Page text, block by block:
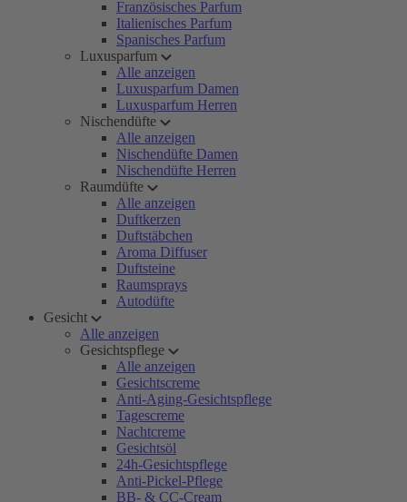
Französisches Parfum
Italienisches Parfum
Spanisches Parfum
Luxusparfum
Alle anzeigen
Luxusparfum Damen
Luxusparfum Herren
Nischendüfte
Alle anzeigen
Nischendüfte Damen
Nischendüfte Herren
Raumdüfte
Alle anzeigen
Duftkerzen
Duftstäbchen
Aroma Diffuser
Duftsteine
Raumsprays
Autodüfte
Gesicht
Alle anzeigen
Gesichtspflege
Alle anzeigen
Gesichtscreme
Anti-Aging-Gesichtspflege
Tagescreme
Nachtcreme
Gesichtsöl
24h-Gesichtspflege
Anti-Pickel-Pflege
BB- & CC-Cream